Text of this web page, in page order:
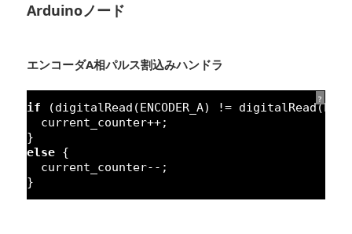
Arduinoノード
エンコーダA相パルス割込みハンドラ
?
if
(digitalRead(ENCODER_A) !=
current_counter++;
}
else {
current_counter--;
}